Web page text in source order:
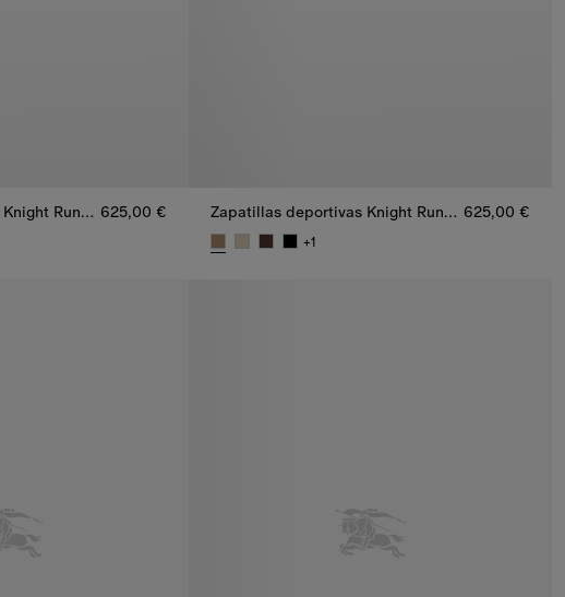
Zapatillas deportivas Knight Runner en piel 625,00 € Zapatillas deportivas Knight Runner en ante 625,00 €
+1